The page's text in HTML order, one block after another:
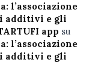
l’associazione
additivi e gli
app su
l’associazione
additivi e gli